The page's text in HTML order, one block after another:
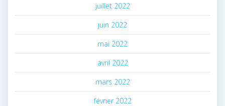
juillet 2022
juin 2022
mai 2022
avril 2022
mars 2022
février 2022